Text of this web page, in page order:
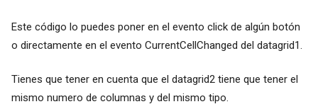
Este código lo puedes poner en el evento click de algún botón
o directamente en el evento CurrentCellChanged del datagrid1.
Tienes que tener en cuenta que el datagrid2 tiene que tener el
mismo numero de columnas y del mismo tipo.